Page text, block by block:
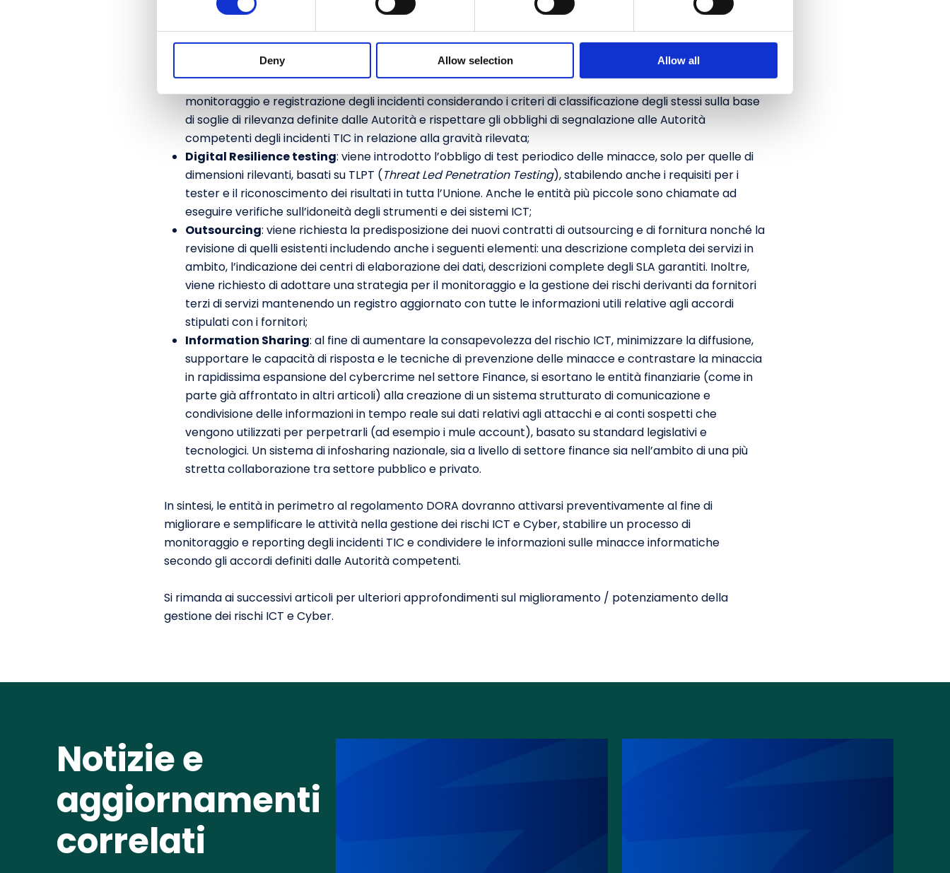
e
Deny Allow selection Allow all
approvazione e controllo e l’adeguata allocazione di investimenti e formazione relativi alle TIC;
Gestione dei rischi ICT e Cyber: viene richiesto di definire un processo di gestione dei rischi connessi
alle TIC e di mantenere sistemi e strumenti ICT resilienti, al fine di identificare i rischi preventivamente e
ridurre al minimo l’impatto degli incidenti garantendo la sicurezza e la resilienza delle entità finanziarie;
Reporting degli incidenti ICT e Cyber: viene richiesto di strutturare un processo di gestione,
monitoraggio e registrazione degli incidenti considerando i criteri di classificazione degli stessi sulla base
di soglie di rilevanza definite dalle Autorità e rispettare gli obblighi di segnalazione alle Autorità
competenti degli incidenti TIC in relazione alla gravità rilevata;
Digital Resilience testing: viene introdotto l’obbligo di test periodico delle minacce, solo per quelle di
dimensioni rilevanti, basati su TLPT (Threat Led Penetration Testing), stabilendo anche i requisiti per i
tester e il riconoscimento dei risultati in tutta l’Unione. Anche le entità più piccole sono chiamate ad
eseguire verifiche sull’idoneità degli strumenti e dei sistemi ICT;
Outsourcing: viene richiesta la predisposizione dei nuovi contratti di outsourcing e di fornitura nonché la
revisione di quelli esistenti includendo anche i seguenti elementi: una descrizione completa dei servizi in
ambito, l’indicazione dei centri di elaborazione dei dati, descrizioni complete degli SLA garantiti. Inoltre,
viene richiesto di adottare una strategia per il monitoraggio e la gestione dei rischi derivanti da fornitori
terzi di servizi mantenendo un registro aggiornato con tutte le informazioni utili relative agli accordi
stipulati con i fornitori;
Information Sharing: al fine di aumentare la consapevolezza del rischio ICT, minimizzare la diffusione,
supportare le capacità di risposta e le tecniche di prevenzione delle minacce e contrastare la minaccia
in rapidissima espansione del cybercrime nel settore Finance, si esortano le entità finanziarie (come in
parte già affrontato in altri articoli) alla creazione di un sistema strutturato di comunicazione e
condivisione delle informazioni in tempo reale sui dati relativi agli attacchi e ai conti sospetti che
vengono utilizzati per perpetrarli (ad esempio i mule account), basato su standard legislativi e
tecnologici. Un sistema di infosharing nazionale, sia a livello disettore financesia nell’ambito di una più
stretta collaborazione tra settore pubblico e privato.
In sintesi, le entità in perimetro al regolamento DORA dovranno attivarsi preventivamente al fine di
migliorare e semplificare le attività nella gestione dei rischi ICT e Cyber, stabilire un processo di
monitoraggio e reporting degli incidenti TIC e condividere le informazioni sulle minacce informatiche
secondo gli accordi definiti dalle Autorità competenti.
Si rimanda ai successivi articoli per ulteriori approfondimenti sul miglioramento / potenziamento della
gestione dei rischi ICT e Cyber.
Notizie e
aggiornamenti
correlati